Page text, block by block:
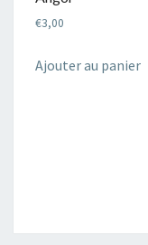
€3,00
Ajouter au panier